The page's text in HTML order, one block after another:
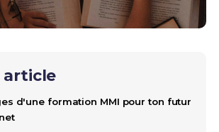
article
d'une formation MMI pour ton futur